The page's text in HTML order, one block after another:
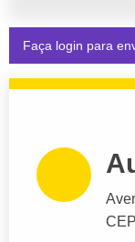
Faça login para